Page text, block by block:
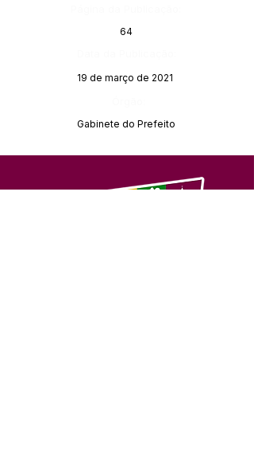
64
19 de março de 2021
Gabinete do Prefeito